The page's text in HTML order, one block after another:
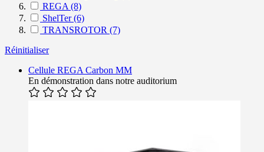
REGA (8)
ShelTer (6)
TRANSROTOR (7)
Réinitialiser
Cellule REGA Carbon MM
En démonstration dans notre auditorium